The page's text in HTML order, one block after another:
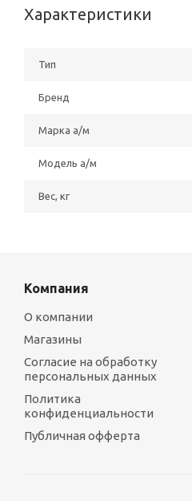
Характеристики
Тип
Бренд
Марка а/м
Модель а/м
Вес, кг
Компания
О компании
Магазины
Согласие на обработку
персональных данных
Политика
конфиденциальности
Публичная офферта